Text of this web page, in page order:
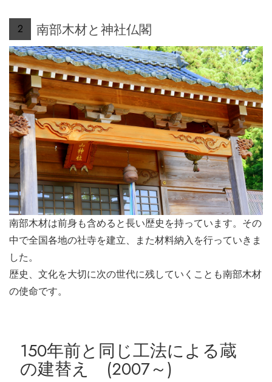
2 南部木材と神社仏閣
南部木材は前身も含めると長い歴史を持っています。その
中で全国各地の社寺を建立、また材料納入を行っていきま
した。
歴史、文化を大切に次の世代に残していくことも南部木材
の使命です。
150年前と同じ工法による蔵
の建替え (2007～)